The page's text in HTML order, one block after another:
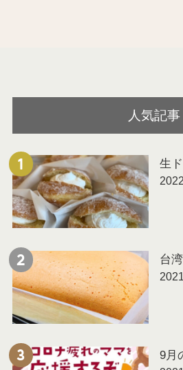
人気記事
1 生
2 台
3 9月